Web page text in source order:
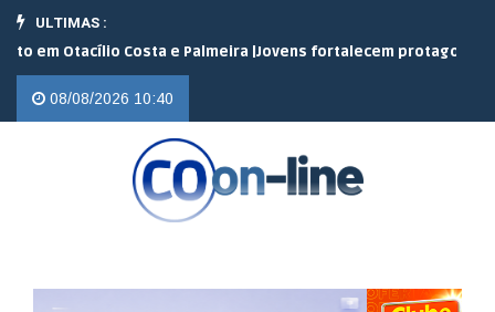
ULTIMAS :
Otacílio Costa e Palmeira |Jovens fortalecem protagonismo no
08/08/2026 10:40